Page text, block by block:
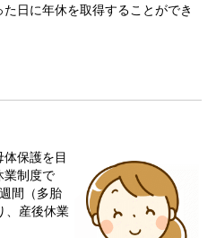
日に年休を取得することができ
保護を目
業制度で
間（多胎
、産後休業